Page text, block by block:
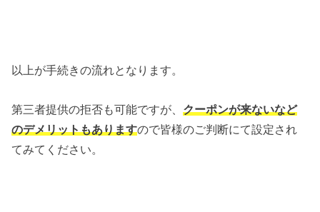
以上が手続きの流れとなります。
第三者提供の拒否も可能ですが、クーポンが来ないなど
のデメリットもありますので皆様のご判断にて設定され
てみてください。